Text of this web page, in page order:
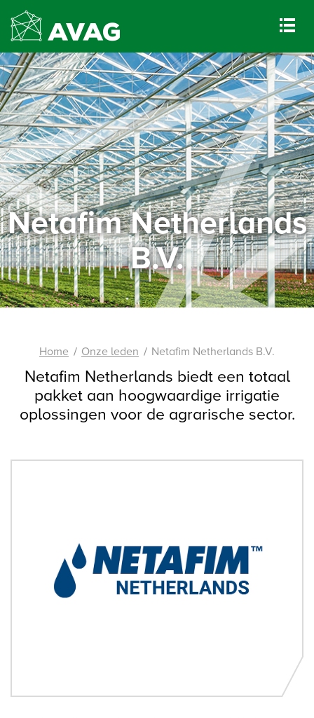
Netafim Netherlands
B.V.
Home Onze leden Netafim Netherlands B.V.
Netafim Netherlands biedt een totaal
pakket aan hoogwaardige irrigatie
oplossingen voor de agrarische sector.